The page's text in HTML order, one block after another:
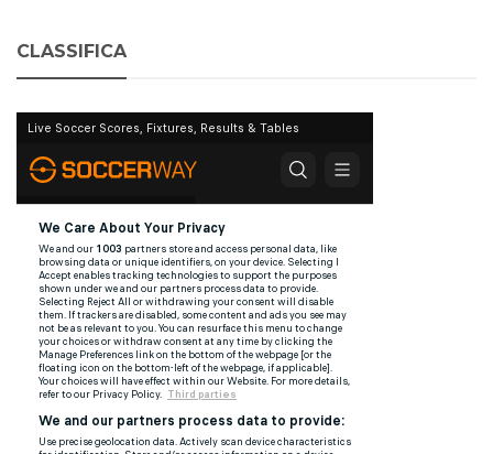
CLASSIFICA